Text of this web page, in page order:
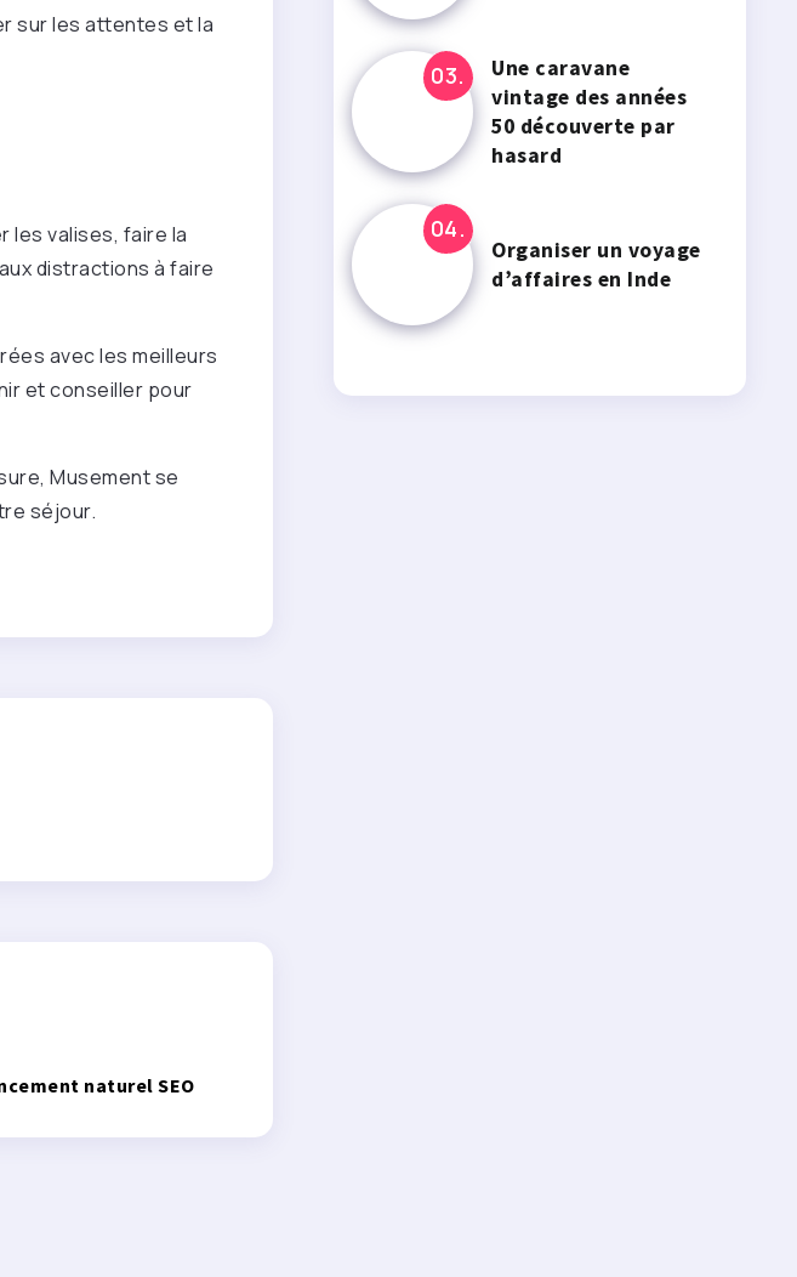
sur les attentes et la
les valises, faire la
distractions à faire
avec les meilleurs
et conseiller pour
Musement se
séjour.
naturel SEO
Une caravane
vintage des années
50 découverte par
hasard
Organiser un voyage
d’affaires en Inde